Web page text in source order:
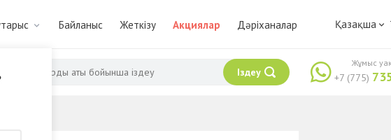
Байланыс Жеткізу Акциялар Дәріханалар Қазақша
Іздеу +7 (775)
Жұмыс